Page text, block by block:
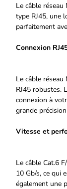
Le câble
type RJ45, une
parfaitement
Connexion
Le câble
RJ45 robustes.
connexion à
grande
Vitesse et
Le câble Cat.6
10 Gb/s, ce qui
également une